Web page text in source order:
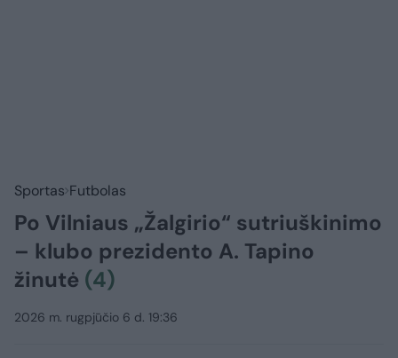
Sportas Futbolas
Po Vilniaus „Žalgirio“ sutriuškinimo
– klubo prezidento A. Tapino
žinutė (4)
2026 m. rugpjūčio 6 d. 19:36